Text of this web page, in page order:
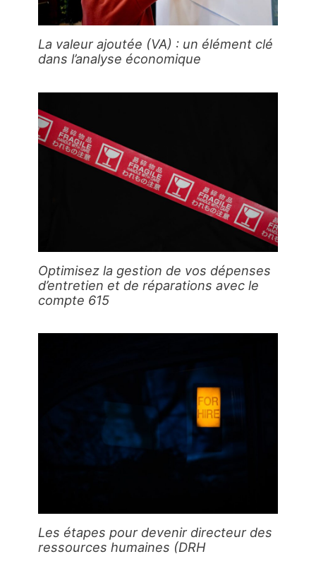
La valeur ajoutée (VA) : un élément clé
dans l’analyse économique
Optimisez la gestion de vos dépenses
d’entretien et de réparations avec le
compte 615
Les étapes pour devenir directeur des
ressources humaines (DRH